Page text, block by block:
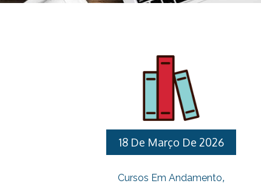
18 De Março De 2026
Cursos Em Andamento